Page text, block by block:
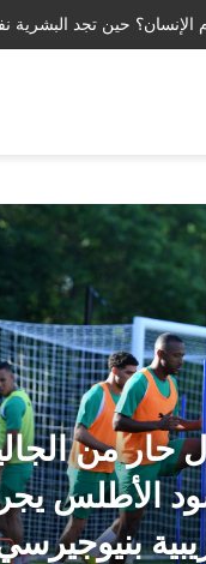
حار من
الأطلس